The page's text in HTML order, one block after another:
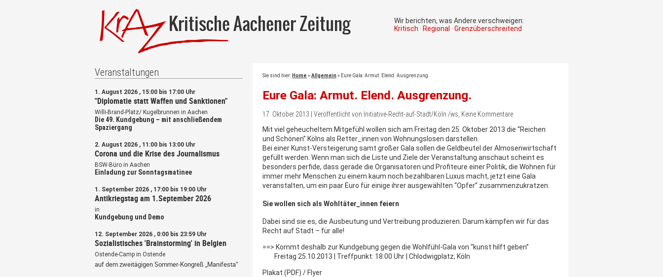
Kritische Aachener Zeitung
Wir berichten, was Andere verschweigen:
Kritisch · Regional · Grenzüberschreitend
Sie sind hier: Home » Allgemein » Eure Gala: Armut. Elend. Ausgrenzung.
Eure Gala: Armut. Elend. Ausgrenzung.
17. Oktober 2013 | Veröffentlicht von Initiative-Recht-auf-Stadt/Köln /ws, Keine Kommentare
Mit viel geheucheltem Mitgefühl wollen sich am Freitag den 25. Oktober 2013 die “Reichen
und Schönen” Kölns als Retter_innen von Wohnungslosen darstellen.
Bei einer Kunst-Versteigerung samt großer Gala sollen die Geldbeutel der Almosenwirtschaft
gefüllt werden. Wenn man sich die Liste und Ziele der Veranstaltung anschaut scheint es
besonders perfide, dass gerade die Organisatoren und Profiteure einer Politik, die Wohnen für
immer mehr Menschen zu einem kaum noch bezahlbaren Luxus macht, jetzt eine Gala
veranstalten, um ein paar Euro für einige ihrer ausgewählten “Opfer” zusammenzukratzen.
Sie wollen sich als Wohltäter_innen feiern
Dabei sind sie es, die Ausbeutung und Vertreibung produzieren. Darum kämpfen wir für das
Recht auf Stadt – für alle!
==> Kommt deshalb zur Kundgebung gegen die Wohlfühl-Gala von “kunst hilft geben”
Freitag 25.10.2013 | Treffpunkt: 18:00 Uhr | Chlodwigplatz, Köln
Plakat (PDF) / Flyer
Veranstaltungen
1. August 2026 , 15:00 bis 17:00 Uhr
"Diplomatie statt Waffen und Sanktionen"
Willi-Brand-Platz/ Kugelbrunnen in Aachen
Die 49. Kundgebung – mit anschließendem
Spaziergang
2. August 2026 , 11:00 bis 13:00 Uhr
Corona und die Krise des Journalismus
BSW-Büro in Aachen
Einladung zur Sonntagsmatinee
1. September 2026 , 17:00 bis 19:00 Uhr
Antikriegstag am 1.September 2026
in
Kundgebung und Demo
12. September 2026 , 0:00 bis 23:59 Uhr
Sozialistisches 'Brainstorming' in Belgien
Ostende-Camp in Ostende
auf dem zweitägigen Sommer-Kongreß „Manifesta“